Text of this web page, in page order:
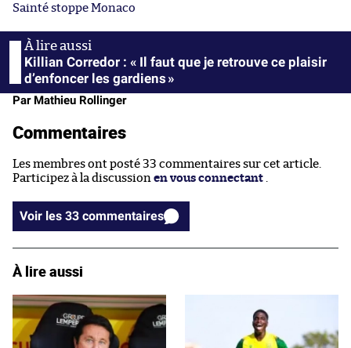
Sainté stoppe Monaco
Killian Corredor : « Il faut que je retrouve ce plaisir
d’enfoncer les gardiens »
Par Mathieu Rollinger
Commentaires
Les membres ont posté 33 commentaires sur cet article.
Participez à la discussion en vous connectant .
Voir les 33 commentaires
À lire aussi